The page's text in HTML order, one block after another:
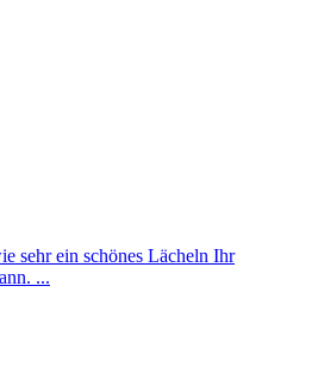
sehr ein schönes Lächeln Ihr
...